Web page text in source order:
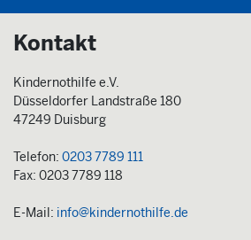
Kontakt
Kindernothilfe e.V.
Düsseldorfer Landstraße 180
47249 Duisburg
Telefon: 0203 7789 111
Fax: 0203 7789 118
E-Mail: info@kindernothilfe.de